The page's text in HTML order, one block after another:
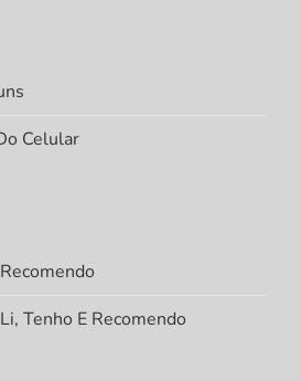
Celular
Tenho E Recomendo